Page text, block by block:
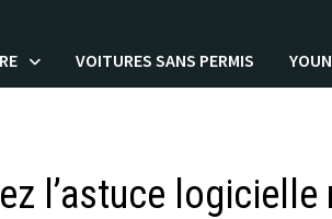
VOITURES SANS PERMIS
l’astuce